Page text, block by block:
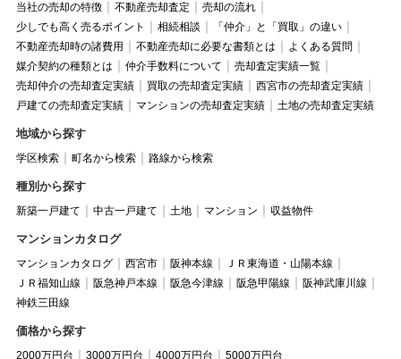
当社の売却の特徴 不動産売却査定
売却の流れ
少しでも高く売るポイント
相続相談
「仲介」と「買取」の違い
不動産売却時の諸費用
不動産売却に必要な書類とは
よくある質問
媒介契約の種類とは
仲介手数料について
売却査定実績一覧
売却仲介の売却査定実績
買取の売却査定実績
西宮市の売却査定実績
戸建ての売却査定実績
マンションの売却査定実績 土地の売却査定実績
地域から探す
学区検索 町名から検索 路線から検索
種別から探す
新築一戸建て 中古一戸建て 土地 マンション 収益物件
マンションカタログ
マンションカタログ 西宮市 阪神本線
ＪＲ東海道・山陽本線
ＪＲ福知山線
阪急神戸本線 阪急今津線 阪急甲陽線
阪神武庫川線
神鉄三田線
価格から探す
2000万円台 3000万円台 4000万円台 5000万円台